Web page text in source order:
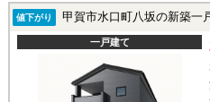
値下がり 甲賀市水口町八坂の新築一
一戸建て